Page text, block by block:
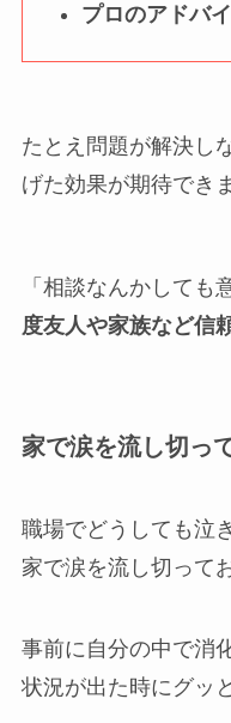
プロのアドバ
たとえ問題が解決し
げた効果が期待でき
「相談なんかしても
度友人や家族など信
家で涙を流し切っ
職場でどうしても泣
家で涙を流し切って
事前に自分の中で消
状況が出た時にグッ